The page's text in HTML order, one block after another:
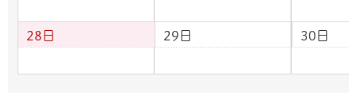
28日 29日 30日